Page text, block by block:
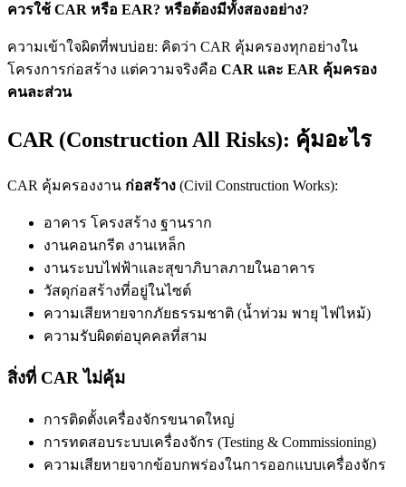
ควรใช้ CAR หรือ EAR? หรือต้องมีทั้งสองอย่าง?
ความเข้าใจผิดที่พบบ่อย: คิดว่า CAR คุ้มครองทุกอย่างใน
โครงการก่อสร้าง แต่ความจริงคือ CAR และ EAR คุ้มครอง
คนละส่วน
CAR (Construction All Risks): คุ้มอะไร
CAR คุ้มครองงาน ก่อสร้าง (Civil Construction Works):
อาคาร โครงสร้าง ฐานราก
งานคอนกรีต งานเหล็ก
งานระบบไฟฟ้าและสุขาภิบาลภายในอาคาร
วัสดุก่อสร้างที่อยู่ในไซต์
ความเสียหายจากภัยธรรมชาติ (น้ำท่วม พายุ ไฟไหม้)
ความรับผิดต่อบุคคลที่สาม
สิ่งที่ CAR ไม่คุ้ม
การติดตั้งเครื่องจักรขนาดใหญ่
การทดสอบระบบเครื่องจักร (Testing & Commissioning)
ความเสียหายจากข้อบกพร่องในการออกแบบเครื่องจักร